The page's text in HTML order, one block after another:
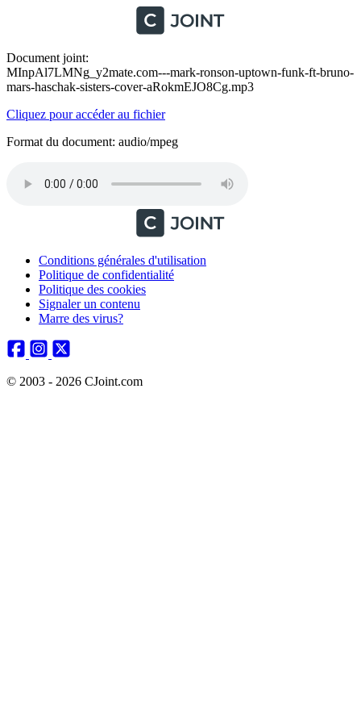
Document joint:
MInpAl7LMNg_y2mate.com---mark-ronson-uptown-funk-ft-bruno-
mars-haschak-sisters-cover-aRokmEJO8Cg.mp3
Cliquez pour accéder au fichier
Format du document: audio/mpeg
Conditions générales d'utilisation
Politique de confidentialité
Politique des cookies
Signaler un contenu
Marre des virus?
© 2003 - 2026 CJoint.com